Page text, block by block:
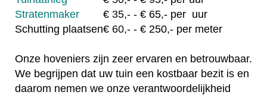
Stratenmaker
€ 35,- - € 65,- per uur
Schutting plaatsen€ 60,- - € 250,- per meter
Onze hoveniers zijn zeer ervaren en betrouwbaar.
We begrijpen dat uw tuin een kostbaar bezit is en
daarom nemen we onze verantwoordelijkheid